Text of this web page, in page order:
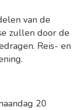
van de
zullen door de
Reis- en
20